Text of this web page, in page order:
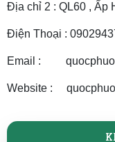
Địa chỉ 2 : QL60 , Ấp
Điện Thoại :
Email :
Website :